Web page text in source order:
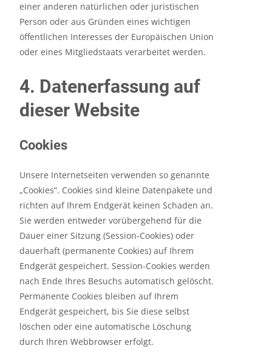
einer anderen natürlichen oder juristischen
Person oder aus Gründen eines wichtigen
öffentlichen Interesses der Europäischen Union
oder eines Mitgliedstaats verarbeitet werden.
4. Datenerfassung auf
dieser Website
Cookies
Unsere Internetseiten verwenden so genannte
„Cookies“. Cookies sind kleine Datenpakete und
richten auf Ihrem Endgerät keinen Schaden an.
Sie werden entweder vorübergehend für die
Dauer einer Sitzung (Session-Cookies) oder
dauerhaft (permanente Cookies) auf Ihrem
Endgerät gespeichert. Session-Cookies werden
nach Ende Ihres Besuchs automatisch gelöscht.
Permanente Cookies bleiben auf Ihrem
Endgerät gespeichert, bis Sie diese selbst
löschen oder eine automatische Löschung
durch Ihren Webbrowser erfolgt.